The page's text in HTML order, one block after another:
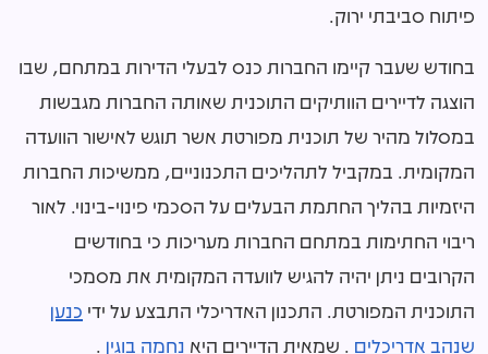
פיתוח סביבתי ירוק.
בחודש שעבר קיימו החברות כנס לבעלי הדירות במתחם, שבו
הוצגה לדיירים הוותיקים התוכנית שאותה החברות מגבשות
במסלול מהיר של תוכנית מפורטת אשר תוגש לאישור הוועדה
המקומית. במקביל לתהליכים התכנוניים, ממשיכות החברות
היזמיות בהליך החתמת הבעלים על הסכמי פינוי-בינוי. לאור
ריבוי החתימות במתחם החברות מעריכות כי בחודשים
הקרובים ניתן יהיה להגיש לוועדה המקומית את מסמכי
התוכנית המפורטת. התכנון האדריכלי התבצע על ידי כנען
שנהב אדריכלים . שמאית הדיירים היא נחמה בוגין .